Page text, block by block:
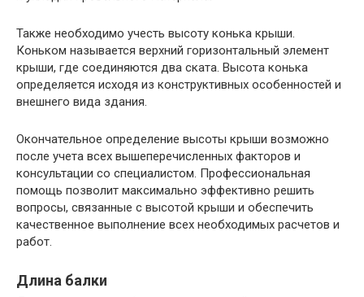
Также необходимо учесть высоту конька крыши.
Коньком называется верхний горизонтальный элемент
крыши, где соединяются два ската. Высота конька
определяется исходя из конструктивных особенностей и
внешнего вида здания.
Окончательное определение высоты крыши возможно
после учета всех вышеперечисленных факторов и
консультации со специалистом. Профессиональная
помощь позволит максимально эффективно решить
вопросы, связанные с высотой крыши и обеспечить
качественное выполнение всех необходимых расчетов и
работ.
Длина балки